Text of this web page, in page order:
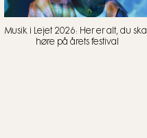
Musik i Lejet 2026: Her er alt, du skal
høre på årets festival